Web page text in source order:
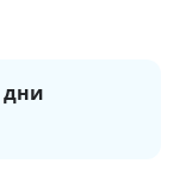
дни